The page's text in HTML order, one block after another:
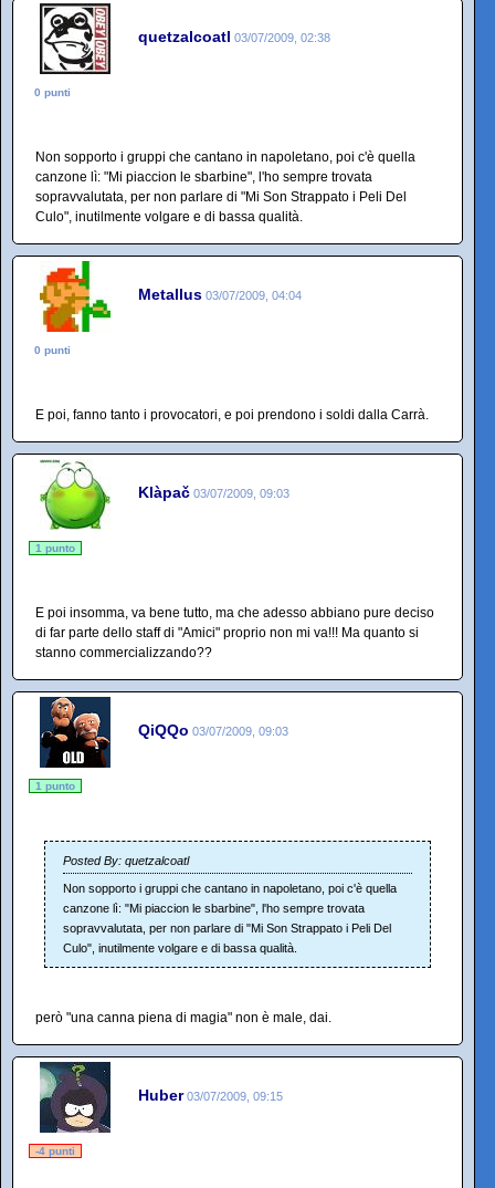
quetzalcoatl 03/07/2009, 02:38
0 punti
Non sopporto i gruppi che cantano in napoletano, poi c'è quella
canzone lì: "Mi piaccion le sbarbine", l'ho sempre trovata
sopravvalutata, per non parlare di "Mi Son Strappato i Peli Del
Culo", inutilmente volgare e di bassa qualità.
Metallus 03/07/2009, 04:04
0 punti
E poi, fanno tanto i provocatori, e poi prendono i soldi dalla Carrà.
Klàpač 03/07/2009, 09:03
1 punto
E poi insomma, va bene tutto, ma che adesso abbiano pure deciso
di far parte dello staff di "Amici" proprio non mi va!!! Ma quanto si
stanno commercializzando??
QiQQo 03/07/2009, 09:03
1 punto
Posted By: quetzalcoatl
Non sopporto i gruppi che cantano in napoletano, poi c'è quella
canzone lì: "Mi piaccion le sbarbine", l'ho sempre trovata
sopravvalutata, per non parlare di "Mi Son Strappato i Peli Del
Culo", inutilmente volgare e di bassa qualità.
però "una canna piena di magia" non è male, dai.
Huber 03/07/2009, 09:15
-4 punti